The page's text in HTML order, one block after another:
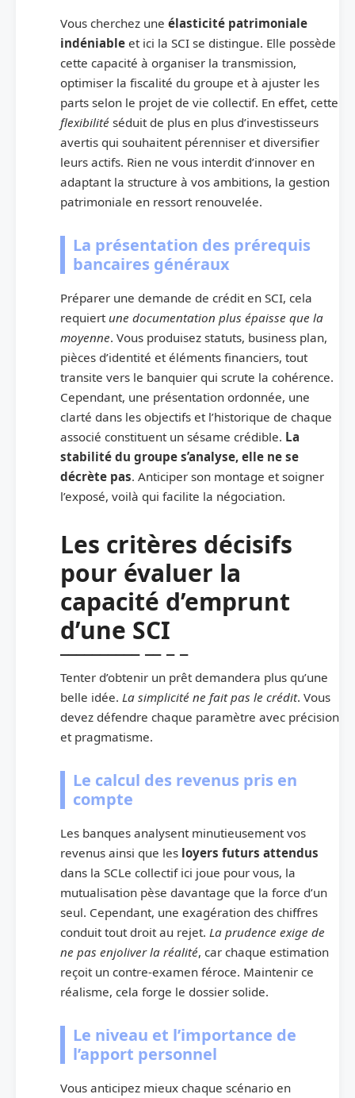
Vous cherchez une élasticité patrimoniale
indéniable et ici la SCI se distingue. Elle possède
cette capacité à organiser la transmission,
optimiser la fiscalité du groupe et à ajuster les
parts selon le projet de vie collectif. En effet, cette
flexibilité séduit de plus en plus d’investisseurs
avertis qui souhaitent pérenniser et diversifier
leurs actifs. Rien ne vous interdit d’innover en
adaptant la structure à vos ambitions, la gestion
patrimoniale en ressort renouvelée.
La présentation des prérequis
bancaires généraux
Préparer une demande de crédit en SCI, cela
requiert une documentation plus épaisse que la
moyenne. Vous produisez statuts, business plan,
pièces d’identité et éléments financiers, tout
transite vers le banquier qui scrute la cohérence.
Cependant, une présentation ordonnée, une
clarté dans les objectifs et l’historique de chaque
associé constituent un sésame crédible. La
stabilité du groupe s’analyse, elle ne se
décrète pas. Anticiper son montage et soigner
l’exposé, voilà qui facilite la négociation.
Les critères décisifs
pour évaluer la
capacité d’emprunt
d’une SCI
Tenter d’obtenir un prêt demandera plus qu’une
belle idée. La simplicité ne fait pas le crédit. Vous
devez défendre chaque paramètre avec précision
et pragmatisme.
Le calcul des revenus pris en
compte
Les banques analysent minutieusement vos
revenus ainsi que les loyers futurs attendus
dans la SCLe collectif ici joue pour vous, la
mutualisation pèse davantage que la force d’un
seul. Cependant, une exagération des chiffres
conduit tout droit au rejet. La prudence exige de
ne pas enjoliver la réalité, car chaque estimation
reçoit un contre-examen féroce. Maintenir ce
réalisme, cela forge le dossier solide.
Le niveau et l’importance de
l’apport personnel
Vous anticipez mieux chaque scénario en